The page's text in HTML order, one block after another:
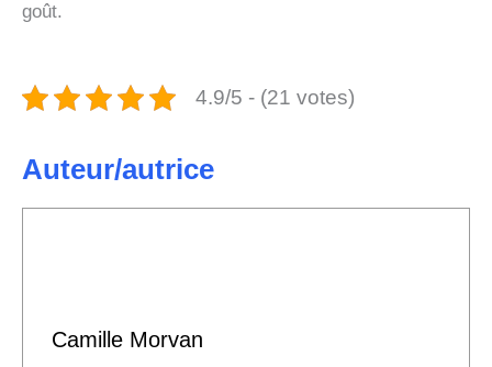
goût.
4.9/5 - (21 votes)
Auteur/autrice
Camille Morvan